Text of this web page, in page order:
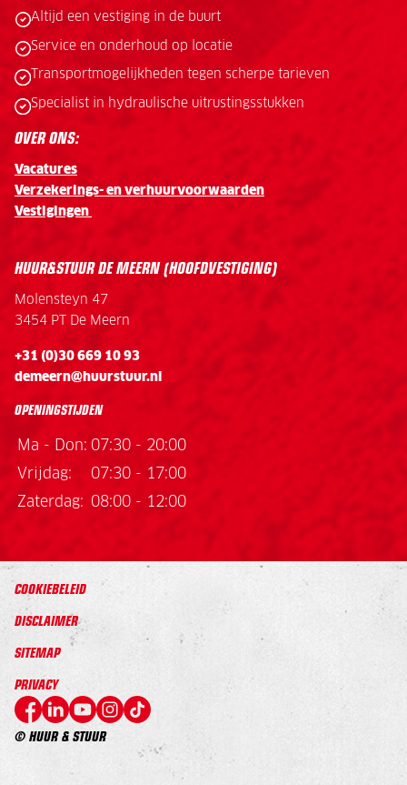
Altijd een vestiging in de buurt
Service en onderhoud op locatie
Transportmogelijkheden tegen scherpe tarieven
Specialist in hydraulische uitrustingsstukken
OVER ONS:
Vacatures
Verzekerings- en verhuurvoorwaarden
Vestigingen
HUUR&STUUR DE MEERN (HOOFDVESTIGING)
Molensteyn 47
3454 PT De Meern
+31 (0)30 669 10 93
demeern@huurstuur.nl
OPENINGSTIJDEN
Ma - Don: 07:30 - 20:00
Vrijdag:
07:30 - 17:00
Zaterdag:
08:00 - 12:00
© HUUR & STUUR
COOKIEBELEID
DISCLAIMER
SITEMAP
PRIVACY